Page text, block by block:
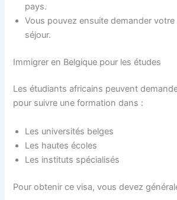
pays.
Vous pouvez ensuite demander
séjour.
Immigrer en Belgique pour les études
Les étudiants africains peuvent
pour suivre une formation dans :
Les universités belges
Les hautes écoles
Les instituts spécialisés
Pour obtenir ce visa, vous devez